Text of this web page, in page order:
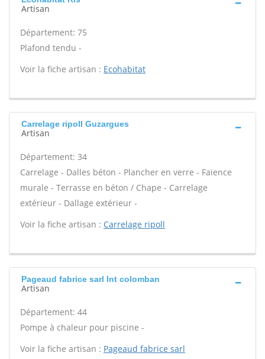
Artisan
Département: 75
Plafond tendu -
Voir la fiche artisan : Ecohabitat
Carrelage ripoll Guzargues
Artisan
Département: 34
Carrelage - Dalles béton - Plancher en verre - Faïence
murale - Terrasse en béton / Chape - Carrelage
extérieur - Dallage extérieur -
Voir la fiche artisan : Carrelage ripoll
Pageaud fabrice sarl Int colomban
Artisan
Département: 44
Pompe à chaleur pour piscine -
Voir la fiche artisan : Pageaud fabrice sarl